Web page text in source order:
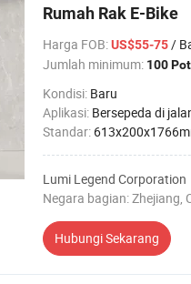
Rumah Rak E-Bike
Harga FOB:US$55-75/
Jumlah minimum: 100
Kondisi: Baru
Aplikasi: Bersepeda di
Standar:
Lumi Legend Corporation
Negara bagian: Zhejiang,
Hubungi Sekarang